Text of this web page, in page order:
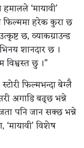
‘मायावी’
फिल्ममा हरेक कुरा छ
छ, व्याकग्राउन्ड
शानदार छ ।
विश्वस्त छु ।”
फिल्मभन्दा बेग्लै
अगाडि बढ्छ भन्ने
पनि जान सक्छ भन्ने
विशेष